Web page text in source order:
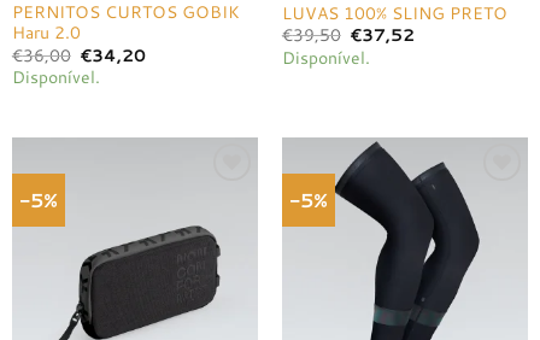
PERNITOS CURTOS GOBIK
Haru 2.0
€36,00 O
preço
original
€34,20O
Disponível.
LUVAS 100% SLING PRETO
€39,50 O
preço
original
€37,52O
Disponível.
-5%
desejos
-5%
Adicionar
à lista de
desejos